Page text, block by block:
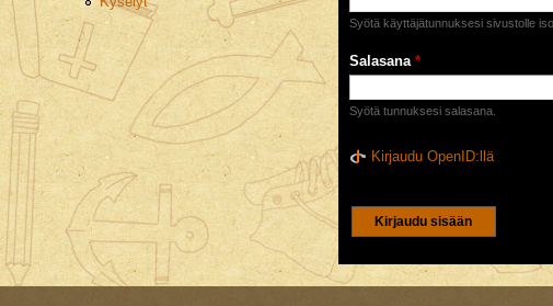
Syötä käyttäjätunnuksesi sivustolle
Salasana *
Syötä tunnuksesi salasana.
Kirjaudu OpenID:llä
CAPTCHA
Tällä kysymyksellä